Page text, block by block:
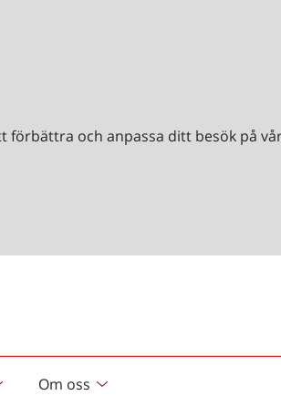
och anpassa ditt besök på
Om oss